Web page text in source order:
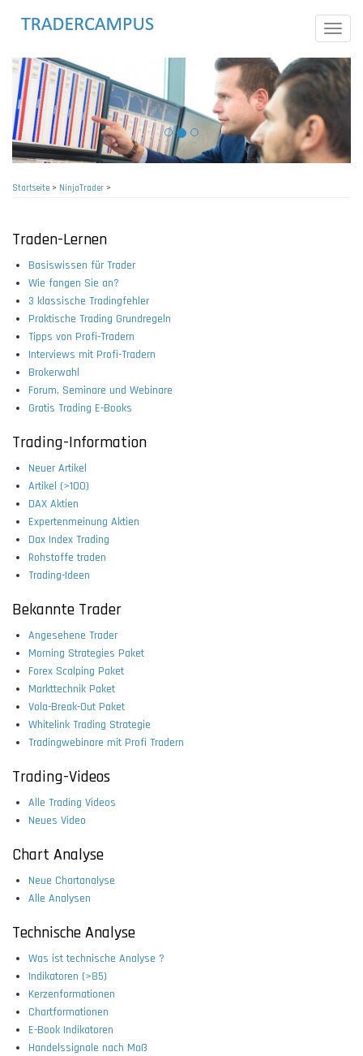
Toggle
Startseite> NinjaTrader >
Traden-Lernen
Basiswissen für Trader
Wie fangen Sie an?
3 klassische Tradingfehler
Praktische Trading Grundregeln
Tipps von Profi-Tradern
Interviews mit Profi-Tradern
Brokerwahl
Forum, Seminare und Webinare
Gratis Trading E-Books
Trading-Information
Neuer Artikel
Artikel (>100)
DAX Aktien
Expertenmeinung Aktien
Dax Index Trading
Rohstoffe traden
Trading-Ideen
Bekannte Trader
Angesehene Trader
Morning Strategies Paket
Forex Scalping Paket
Markttechnik Paket
Vola-Break-Out Paket
Whitelink Trading Strategie
Tradingwebinare mit Profi Tradern
Trading-Videos
Alle Trading Videos
Neues Video
Chart Analyse
Neue Chartanalyse
Alle Analysen
Technische Analyse
Was ist technische Analyse ?
Indikatoren (>85)
Kerzenformationen
Chartformationen
E-Book Indikatoren
Handelssignale nach Maß